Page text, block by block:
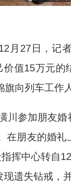
27日，记
值15万元的
向列车工作
参加朋友婚
在朋友的婚礼
挥中心转自
遗失钻戒，